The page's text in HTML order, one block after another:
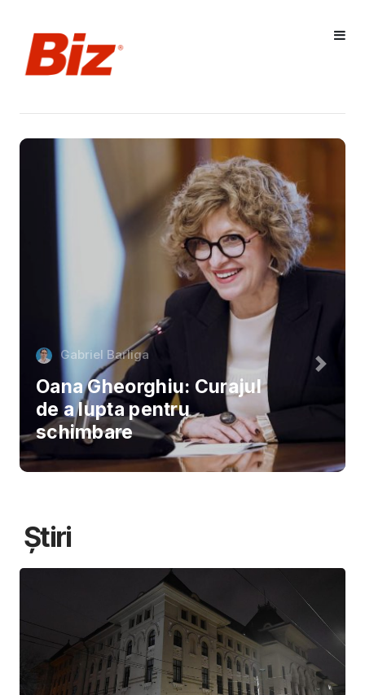
Gabriel Barliga
Oana Gheorghiu: Curajul
de a lupta pentru
schimbare
Știri